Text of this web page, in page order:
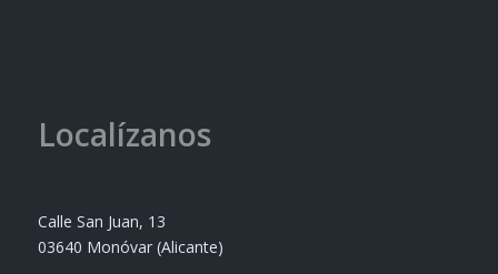
Localízanos
Calle San Juan, 13
03640 Monóvar (Alicante)